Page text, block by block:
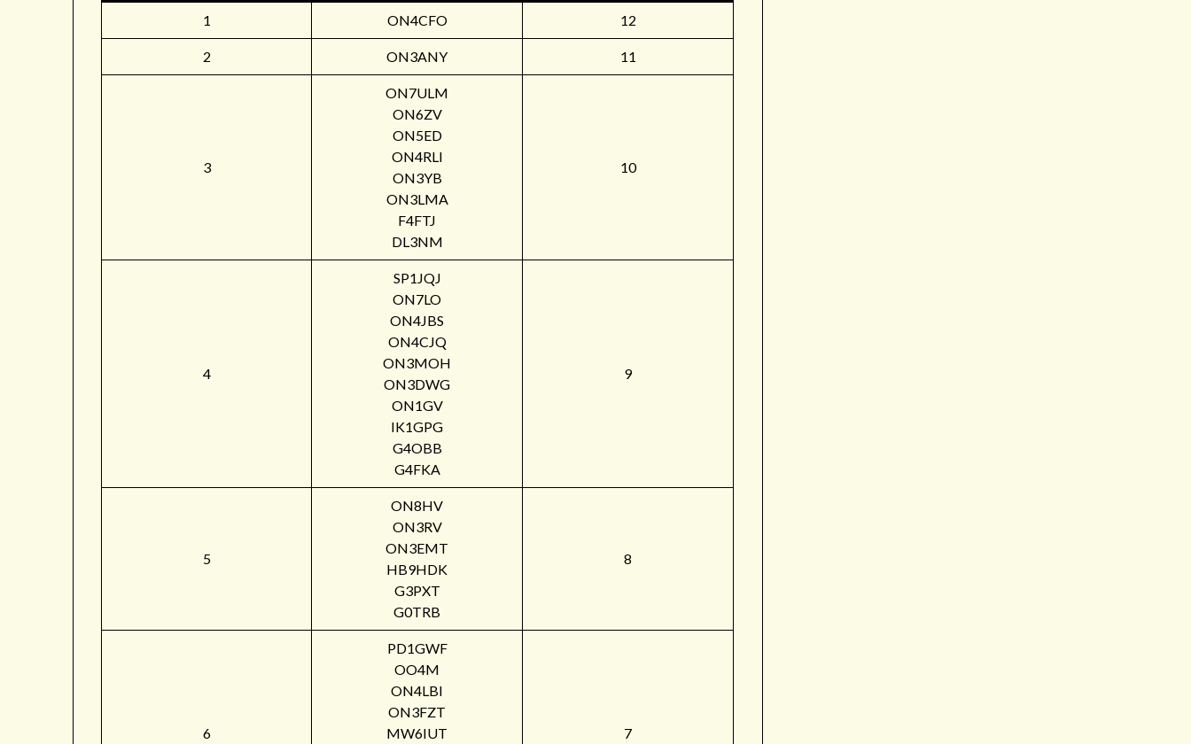
1 ON4CFO 12
2 ON3ANY 11
3
ON7ULM
ON6ZV
ON5ED
ON4RLI
ON3YB
ON3LMA
F4FTJ
DL3NM
10
4
SP1JQJ
ON7LO
ON4JBS
ON4CJQ
ON3MOH
ON3DWG
ON1GV
IK1GPG
G4OBB
G4FKA
9
5
ON8HV
ON3RV
ON3EMT
HB9HDK
G3PXT
G0TRB
8
6
PD1GWF
OO4M
ON4LBI
ON3FZT
MW6IUT
7